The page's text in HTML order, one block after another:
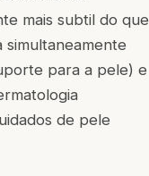
mais subtil do que
simultaneamente
para a pele) e
de pele